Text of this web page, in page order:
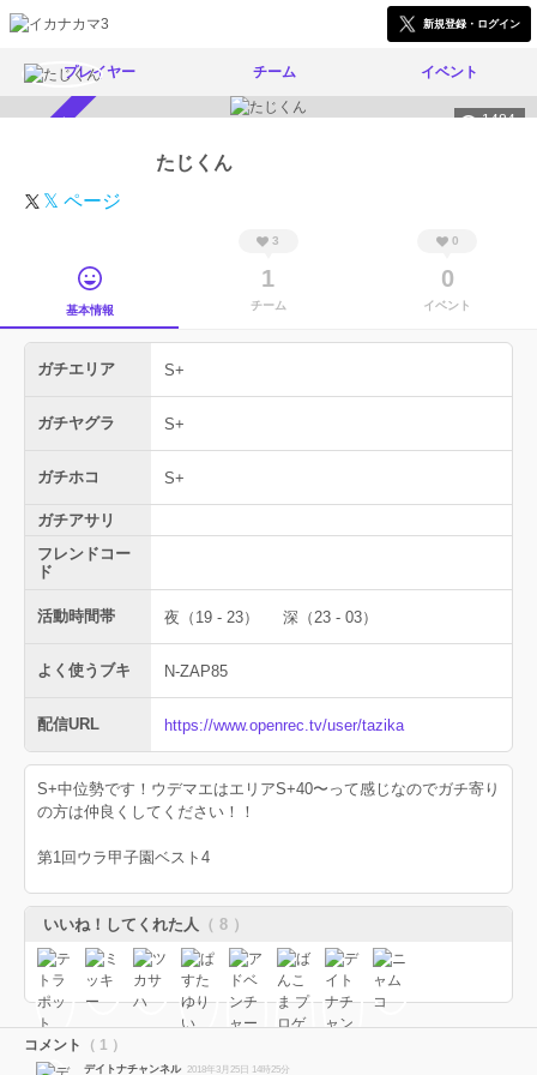
新規登録・ログイン
プレイヤー チーム イベント
1484
たじくん
𝕏 ページ
基本情報
3
1
チーム
0
0
イベント
ガチエリア S+
ガチヤグラ S+
ガチホコ S+
ガチアサリ
フレンドコー
ド
活動時間帯 夜（19 - 23） 深（23 - 03）
よく使うブキ N-ZAP85
配信URL https://www.openrec.tv/user/tazika
S+中位勢です！ウデマエはエリアS+40〜って感じなのでガチ寄り
の方は仲良くしてください！！
第1回ウラ甲子園ベスト4
いいね！してくれた人 （ 8 ）
コメント （ 1 ）
デイトナチャンネル 2018年3月25日 14時25分